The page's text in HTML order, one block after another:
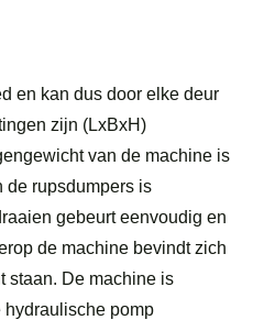
en kan dus door elke deur
zijn (LxBxH)
van de machine is
de rupsdumpers is
gebeurt eenvoudig en
de machine bevindt zich
staan. De machine is
pomp